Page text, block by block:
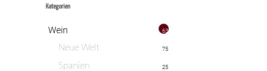
Kategorien
Wein 635
Neue Welt 75
Spanien 25